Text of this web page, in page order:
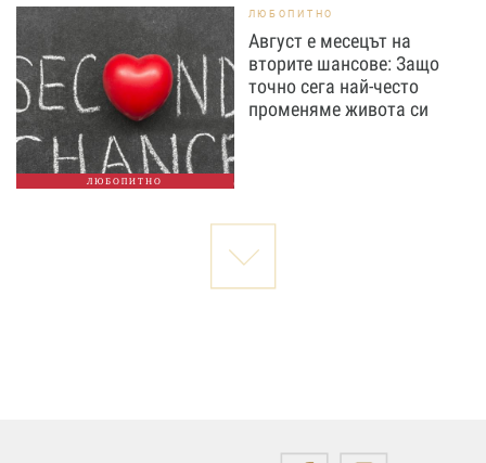
ЛЮБОПИТНО
ЛЮБОПИТНО
Август е месецът на
вторите шансове: Защо
точно сега най-често
променяме живота си